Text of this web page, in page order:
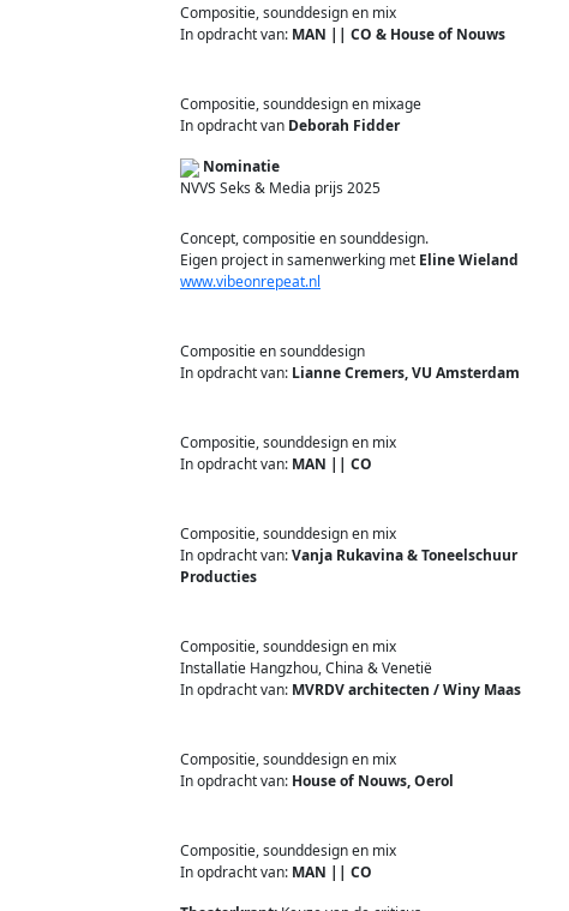
Compositie, sounddesign en mix
In opdracht van: MAN || CO & House of Nouws
Compositie, sounddesign en mixage
In opdracht van Deborah Fidder
Nominatie
NVVS Seks & Media prijs 2025
Concept, compositie en sounddesign.
Eigen project in samenwerking met Eline Wieland
www.vibeonrepeat.nl
Compositie en sounddesign
In opdracht van: Lianne Cremers, VU Amsterdam
Compositie, sounddesign en mix
In opdracht van: MAN || CO
Compositie, sounddesign en mix
In opdracht van:Vanja Rukavina & Toneelschuur
Producties
Compositie, sounddesign en mix
Installatie Hangzhou, China & Venetië
In opdracht van: MVRDV architecten / Winy Maas
Compositie, sounddesign en mix
In opdracht van: House of Nouws, Oerol
Compositie, sounddesign en mix
In opdracht van: MAN || CO